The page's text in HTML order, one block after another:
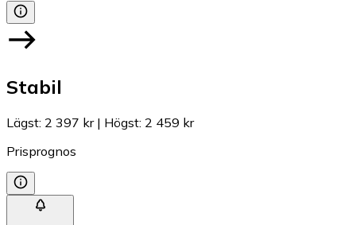
Stabil
Lägst: 2 397 kr| Högst: 2 459 kr
Prisprognos